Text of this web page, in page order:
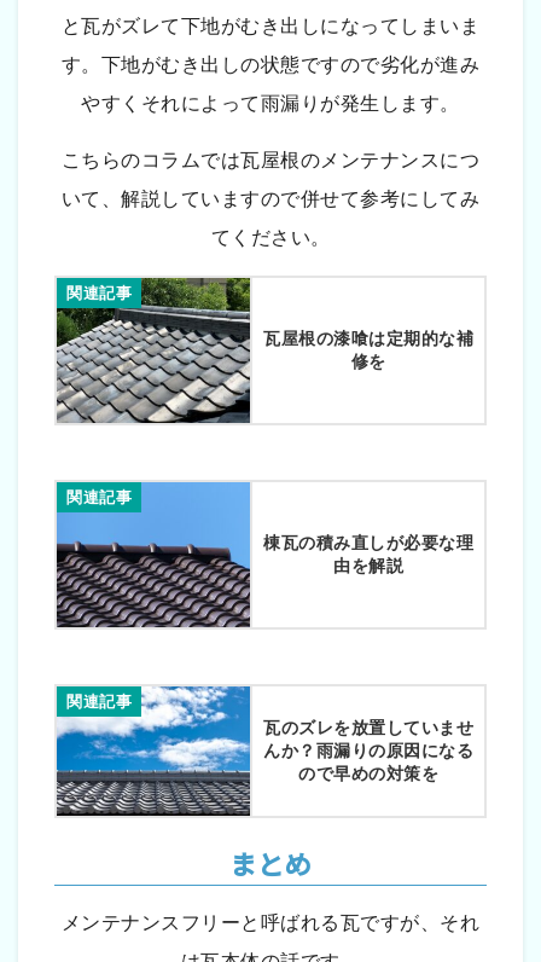
と瓦がズレて下地がむき出しになってしまいま
す。下地がむき出しの状態ですので劣化が進み
やすくそれによって雨漏りが発生します。
こちらのコラムでは瓦屋根のメンテナンスにつ
いて、解説していますので併せて参考にしてみ
てください。
関連記事
瓦屋根の漆喰は定期的な補
修を
関連記事
棟瓦の積み直しが必要な理
由を解説
関連記事
瓦のズレを放置していませ
んか？雨漏りの原因になる
ので早めの対策を
まとめ
メンテナンスフリーと呼ばれる瓦ですが、それ